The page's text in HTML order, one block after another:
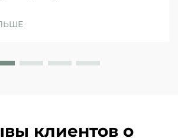
стандарты, которым
Т...
клиентов о